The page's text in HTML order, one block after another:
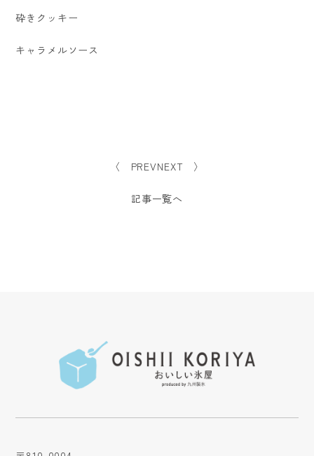
砕きクッキー
キャラメルソース
NEXT 〉
〈 PREV
記事一覧へ